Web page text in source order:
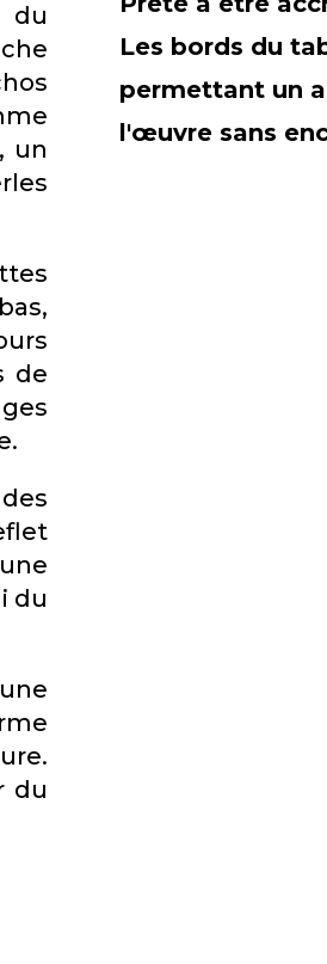
du
un
de
du
du
Les bords du
permettant un
l'œuvre sans